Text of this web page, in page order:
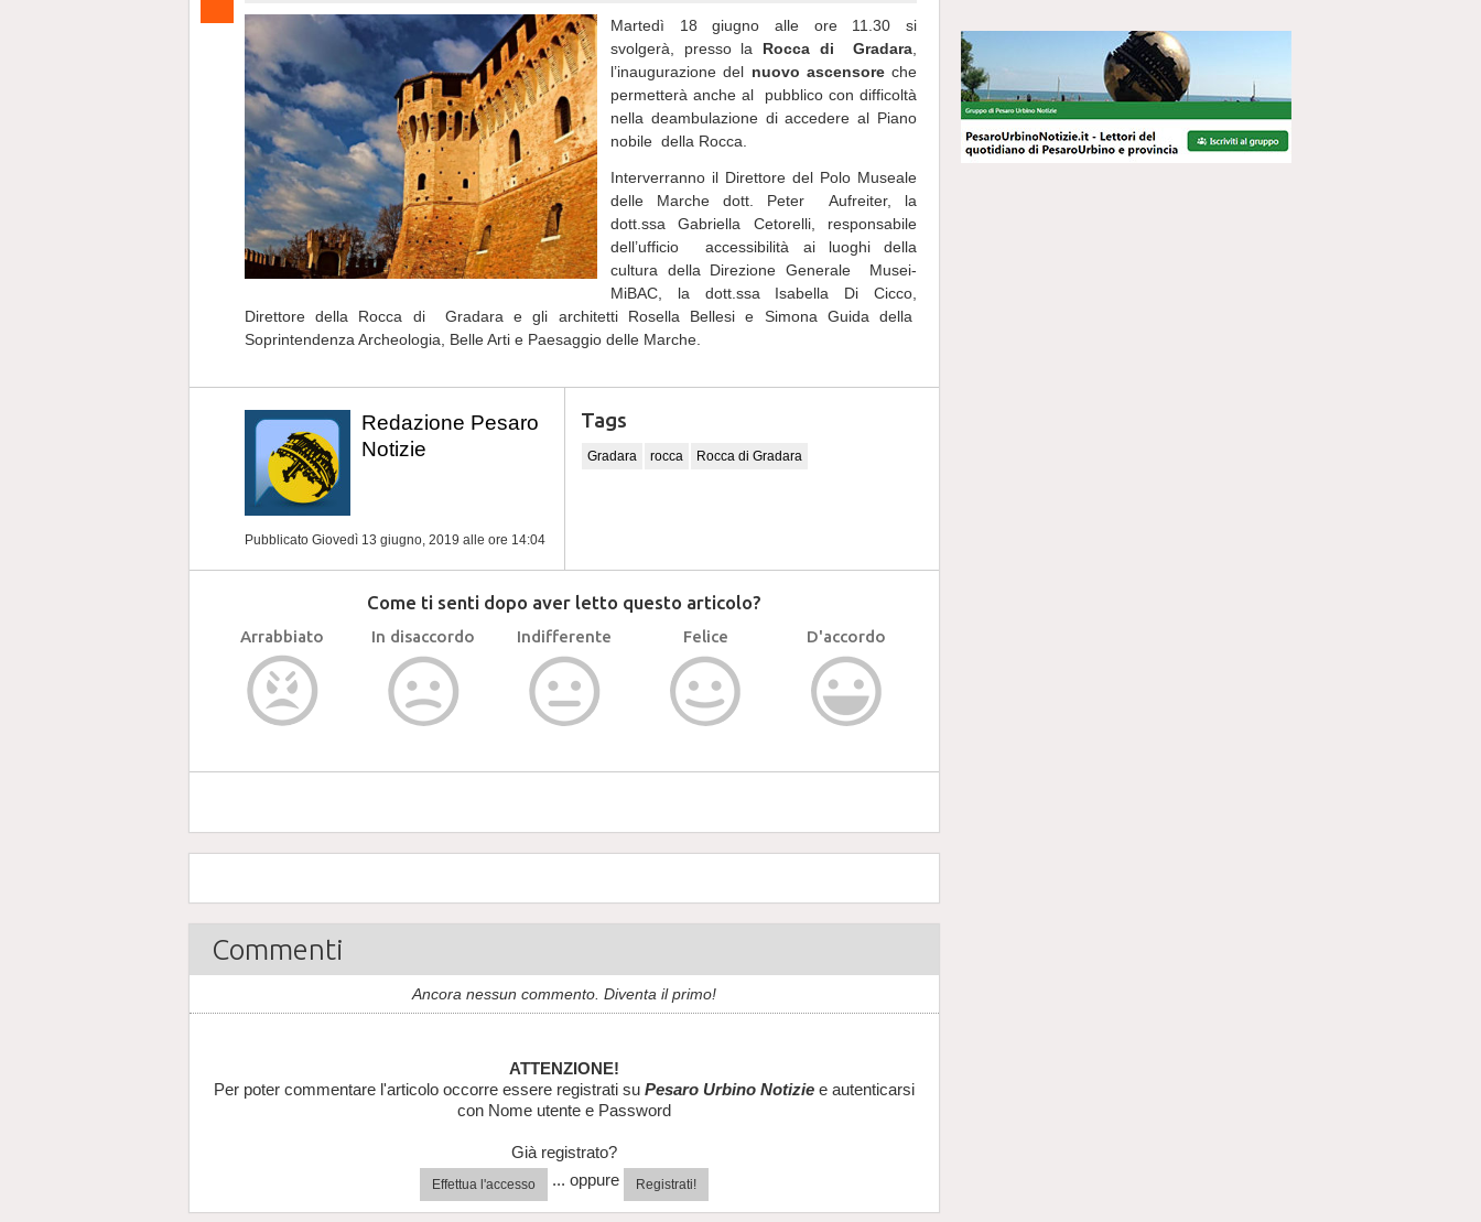
Martedì 18 giugno alle ore 11.30 si
svolgerà, presso la Rocca di Gradara
l’inaugurazione del nuovo ascensoreche
permetterà anche al pubblico con difficoltà
nella deambulazione di accedere al Piano
nobile della Rocca.
Interverranno il Direttore del Polo Museale
delle Marche dott. Peter Aufreiter, la
dott.ssa Gabriella Cetorelli, responsabile
dell’ufficio accessibilità ai luoghi della
cultura della Direzione Generale Musei-
MiBAC, la dott.ssa Isabella Di Cicco,
Direttore della Rocca di Gradara e gli architetti Rosella Bellesi e Simona Guida della
Soprintendenza Archeologia, Belle Arti e Paesaggio delle Marche.
Redazione Pesaro
Notizie
Pubblicato Giovedì 13 giugno, 2019 alle ore 14:04
Tags
Gradara rocca Rocca di Gradara
Come ti senti dopo aver letto questo articolo?
Arrabbiato In disaccordo Indifferente Felice D'accordo
Commenti
Ancora nessun commento. Diventa il primo!
ATTENZIONE!
Per poter commentare l'articolo occorre essere registrati su Pesaro Urbino Notizie e autenticarsi
con Nome utente e Password
Già registrato?
Effettua l'accesso ... oppure Registrati!